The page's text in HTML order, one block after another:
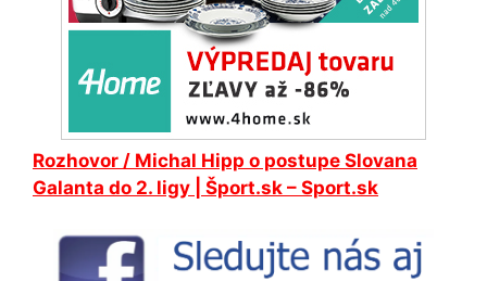
Rozhovor / Michal Hipp o postupe Slovana
Galanta do 2. ligy | Šport.sk – Sport.sk